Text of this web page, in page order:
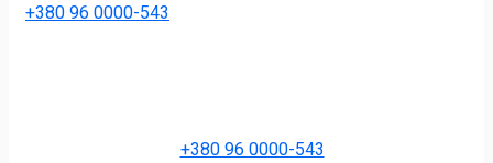
+380 96 0000-543
+380 96 0000-543